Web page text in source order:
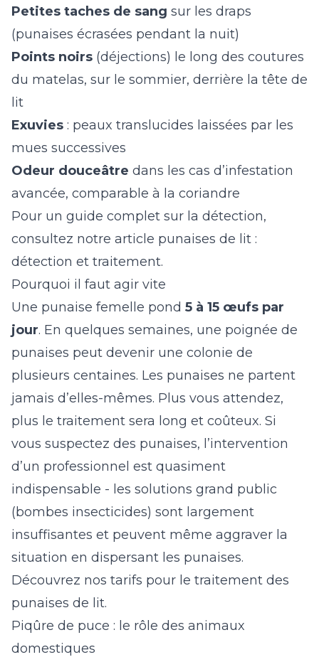
Petites taches de sang sur les draps
(punaises écrasées pendant la nuit)
Points noirs (déjections) le long des coutures
du matelas, sur le sommier, derrière la tête de
lit
Exuvies : peaux translucides laissées par les
mues successives
Odeur douceâtre dans les cas d’infestation
avancée, comparable à la coriandre
Pour un guide complet sur la détection,
consultez notre article punaises de lit :
détection et traitement.
Pourquoi il faut agir vite
Une punaise femelle pond 5 à 15 œufs par
jour. En quelques semaines, une poignée de
punaises peut devenir une colonie de
plusieurs centaines. Les punaises ne partent
jamais d’elles-mêmes. Plus vous attendez,
plus le traitement sera long et coûteux. Si
vous suspectez des punaises, l’intervention
d’un professionnel est quasiment
indispensable - les solutions grand public
(bombes insecticides) sont largement
insuffisantes et peuvent même aggraver la
situation en dispersant les punaises.
Découvrez nos tarifs pour le traitement des
punaises de lit.
Piqûre de puce : le rôle des animaux
domestiques